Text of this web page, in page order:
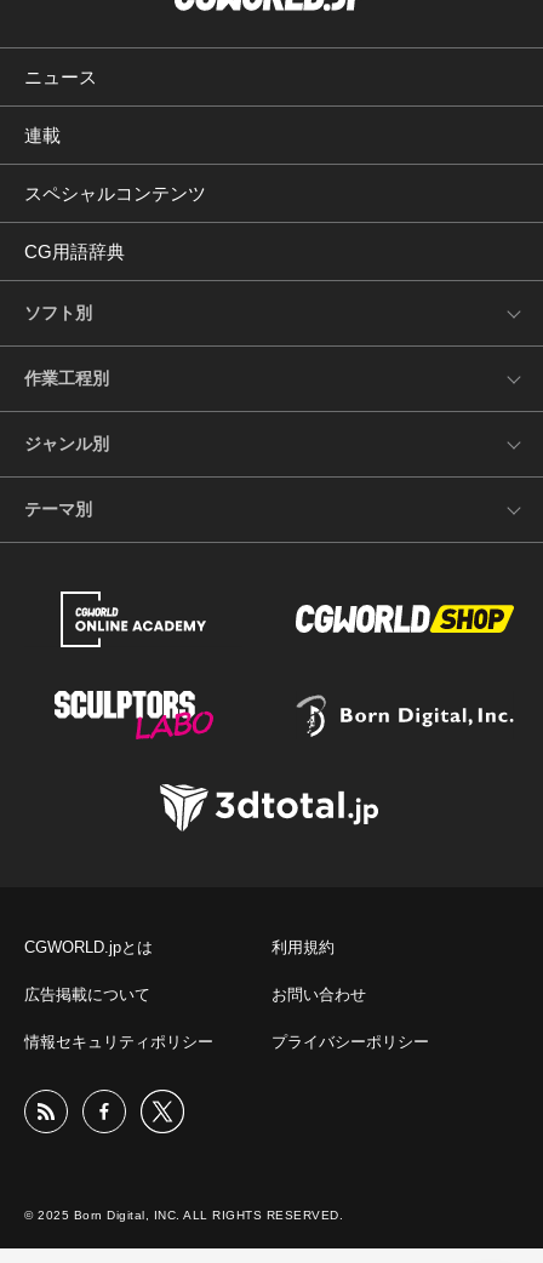
ニュース
連載
スペシャルコンテンツ
CG用語辞典
ソフト別
作業工程別
ジャンル別
テーマ別
CGWORLD.jpとは 利用規約
広告掲載について お問い合わせ
情報セキュリティポリシー プライバシーポリシー
© 2025 Born Digital, INC. ALL RIGHTS RESERVED.